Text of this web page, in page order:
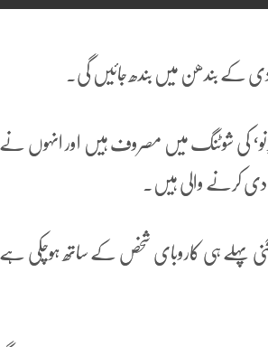
کے بندھن میں بندھ جائیں گی۔
ڈِنو‘ کی شوٹنگ میں مصروف ہیں اور انہوں نے
کرنے والی ہیں۔
پہلے ہی کاروبای شخص کے ساتھ ہوچکی ہے